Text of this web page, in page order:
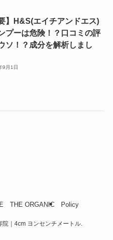
】H&S(エイチアンドエス)
プーは危険！？口コミの評
ソ！？成分を解析しまし
9月1日
THE ORGANIC Policy
｜4cm ヨンセンチメートル.